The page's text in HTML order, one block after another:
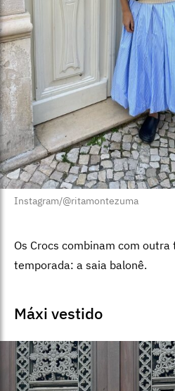
Instagram/@ritamontezuma
Os Crocs combinam com outra
temporada: a saia balonê.
Máxi vestido